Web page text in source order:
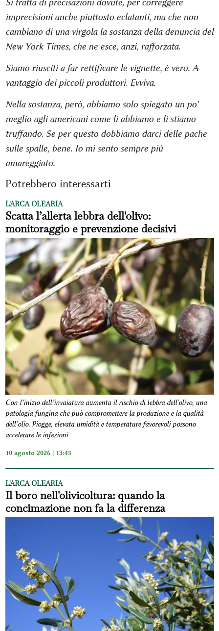
imprecisioni anche piuttosto eclatanti, ma che non
cambiano di una virgola la sostanza della denuncia del
New York Times, che ne esce, anzi, rafforzata.
Siamo riusciti a far rettificare le vignette, è vero. A
vantaggio dei piccoli produttori. Evviva.
Nella sostanza, però, abbiamo solo spiegato un po'
meglio agli americani come li abbiamo e li stiamo
truffando. Se per questo dobbiamo darci delle pache
sulle spalle, bene. Io mi sento sempre più
amareggiato.
Potrebbero interessarti
L'ARCA OLEARIA
Scatta l’allerta lebbra dell'olivo:
monitoraggio e prevenzione decisivi
Con l’inizio dell’invaiatura aumenta il rischio di lebbra dell'olivo, una
patologia fungina che può compromettere la produzione e la qualità
dell’olio. Piogge, elevata umidità e temperature favorevoli possono
accelerare le infezioni
10 agosto 2026 | 13:45
L'ARCA OLEARIA
Il boro nell'olivicoltura: quando la
concimazione non fa la differenza